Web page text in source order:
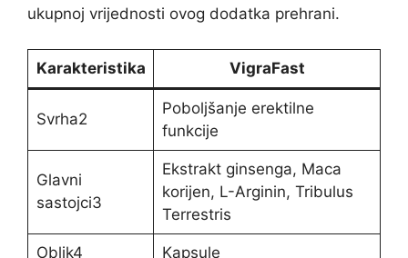
ukupnoj vrijednosti ovog dodatka prehrani.
Karakteristika VigraFast
Svrha2
Poboljšanje erektilne
funkcije
Glavni
sastojci3
Ekstrakt ginsenga, Maca
korijen, L-Arginin, Tribulus
Terrestris
Oblik4 Kapsule